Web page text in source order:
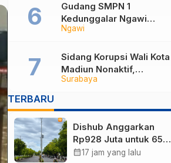
Ngawi
Gudang SMPN 1
Kedunggalar Ngawi
Terbakar Saat Jam
Penyebab Kebakaran
Surabaya
Sidang Korupsi Wali Kota
Madiun Nonaktif,
Kesaksian Imam Pejel
Rekening Rp 7 Miliar
TERBARU
Dishub Anggarkan
Rp928 Juta untuk 65
Titik Lampu Jalan Baru,
calendar_month17 jam yang lalu